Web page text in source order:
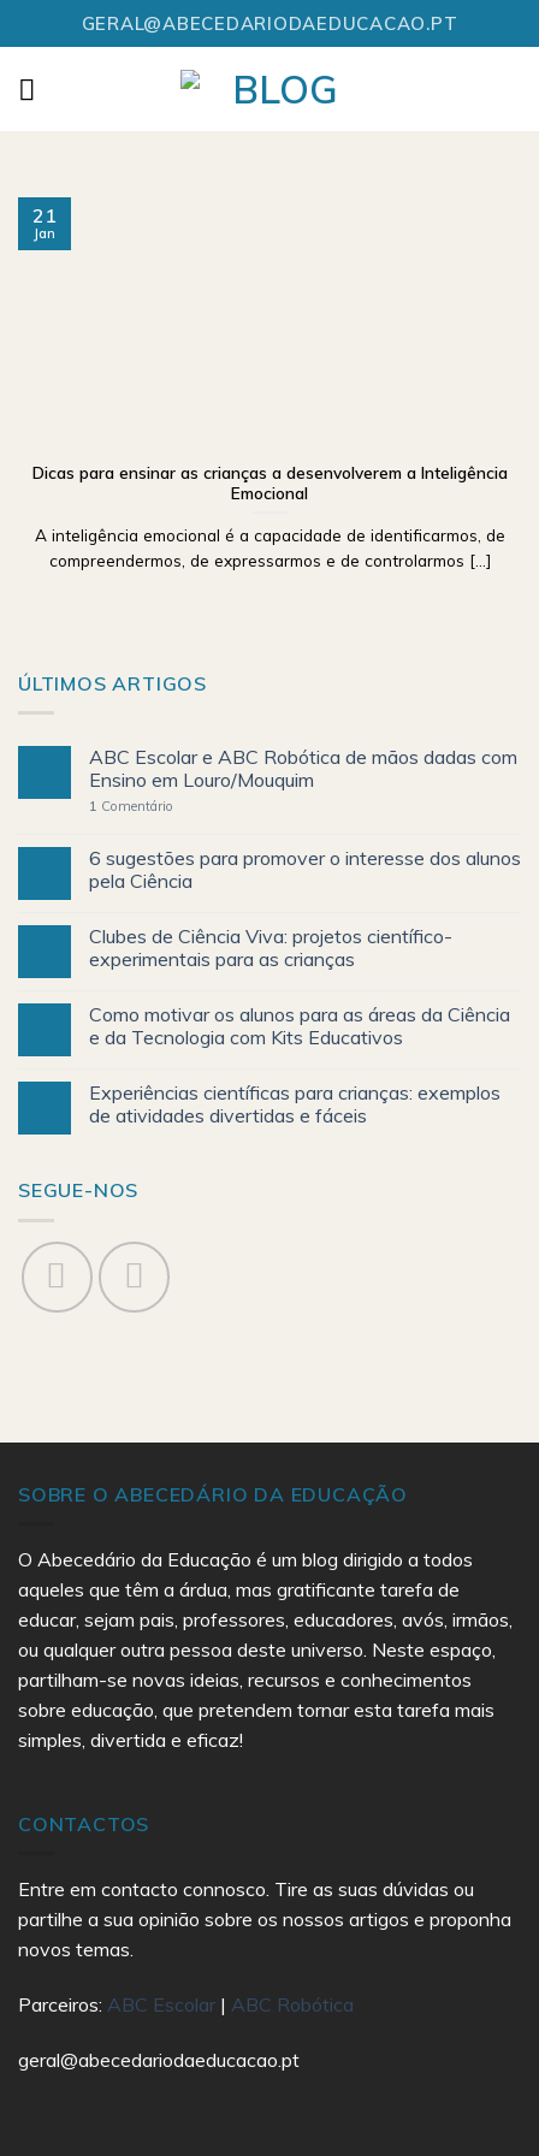
to
content
GERAL@ABECEDARIODAEDUCACAO.PT
Dicas para ensinar as crianças a desenvolverem a Inteligência
Emocional
A inteligência emocional é a capacidade de identificarmos, de
compreendermos, de expressarmos e de controlarmos [...]
21
Jan
ÚLTIMOS ARTIGOS
ABC Escolar e ABC Robótica de mãos dadas com
Ensino em Louro/Mouquim
1 Comentário
6 sugestões para promover o interesse dos alunos
pela Ciência
Clubes de Ciência Viva: projetos científico-
experimentais para as crianças
Como motivar os alunos para as áreas da Ciência
e da Tecnologia com Kits Educativos
Experiências científicas para crianças: exemplos
de atividades divertidas e fáceis
SEGUE-NOS
SOBRE O ABECEDÁRIO DA EDUCAÇÃO
O Abecedário da Educação é um blog dirigido a todos
aqueles que têm a árdua, mas gratificante tarefa de
educar, sejam pais, professores, educadores, avós, irmãos,
ou qualquer outra pessoa deste universo. Neste espaço,
partilham-se novas ideias, recursos e conhecimentos
sobre educação, que pretendem tornar esta tarefa mais
simples, divertida e eficaz!
CONTACTOS
Entre em contacto connosco. Tire as suas dúvidas ou
partilhe a sua opinião sobre os nossos artigos e proponha
novos temas.
Parceiros: ABC Escolar | ABC Robótica
geral@abecedariodaeducacao.pt